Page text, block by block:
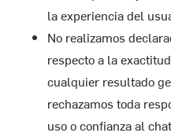
la experiencia del
No realizamos
respecto a la
cualquier resultado
rechazamos toda
uso o confianza al